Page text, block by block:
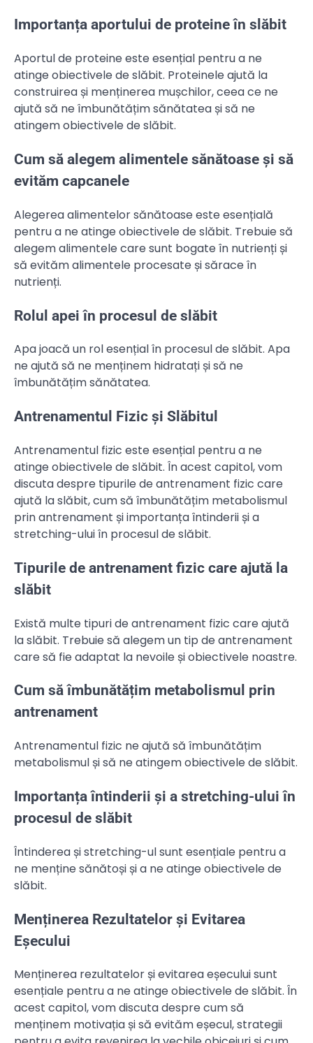
Importanța aportului de proteine în slăbit
Aportul de proteine este esențial pentru a ne
atinge obiectivele de slăbit. Proteinele ajută la
construirea și menținerea mușchilor, ceea ce ne
ajută să ne îmbunătățim sănătatea și să ne
atingem obiectivele de slăbit.
Cum să alegem alimentele sănătoase și să
evităm capcanele
Alegerea alimentelor sănătoase este esențială
pentru a ne atinge obiectivele de slăbit. Trebuie să
alegem alimentele care sunt bogate în nutrienți și
să evităm alimentele procesate și sărace în
nutrienți.
Rolul apei în procesul de slăbit
Apa joacă un rol esențial în procesul de slăbit. Apa
ne ajută să ne menținem hidratați și să ne
îmbunătățim sănătatea.
Antrenamentul Fizic și Slăbitul
Antrenamentul fizic este esențial pentru a ne
atinge obiectivele de slăbit. În acest capitol, vom
discuta despre tipurile de antrenament fizic care
ajută la slăbit, cum să îmbunătățim metabolismul
prin antrenament și importanța întinderii și a
stretching-ului în procesul de slăbit.
Tipurile de antrenament fizic care ajută la
slăbit
Există multe tipuri de antrenament fizic care ajută
la slăbit. Trebuie să alegem un tip de antrenament
care să fie adaptat la nevoile și obiectivele noastre.
Cum să îmbunătățim metabolismul prin
antrenament
Antrenamentul fizic ne ajută să îmbunătățim
metabolismul și să ne atingem obiectivele de slăbit.
Importanța întinderii și a stretching-ului în
procesul de slăbit
Întinderea și stretching-ul sunt esențiale pentru a
ne menține sănătoși și a ne atinge obiectivele de
slăbit.
Menținerea Rezultatelor și Evitarea
Eșecului
Menținerea rezultatelor și evitarea eșecului sunt
esențiale pentru a ne atinge obiectivele de slăbit. În
acest capitol, vom discuta despre cum să
menținem motivația și să evităm eșecul, strategii